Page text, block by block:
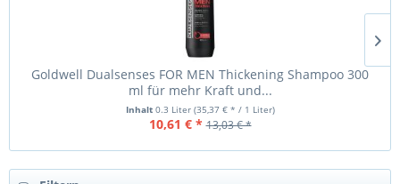
Goldwell Dualsenses FOR MEN Thickening Shampoo 300
ml für mehr Kraft und...
Inhalt 0.3 Liter (35,37 € * / 1 Liter)
10,61 € * 13,03 € *